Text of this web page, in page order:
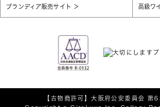
ブランディア販売サイト 高級ワ
【古物商許可】大阪府公安委員会